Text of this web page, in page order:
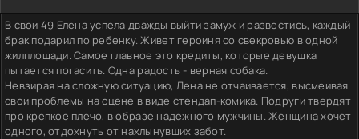
В свои 49 Елена успела дважды выйти замуж и развестись, каждый
брак подарил по ребенку. Живет героиня со свекровью в одной
жилплощади. Самое главное это кредиты, которые девушка
пытается погасить. Одна радость - верная собака.
Невзирая на сложную ситуацию, Лена не отчаивается, высмеивая
свои проблемы на сцене в виде стендап-комика. Подруги твердят
про крепкое плечо, в образе надежного мужчины. Женщина хочет
одного, отдохнуть от нахлынувших забот.